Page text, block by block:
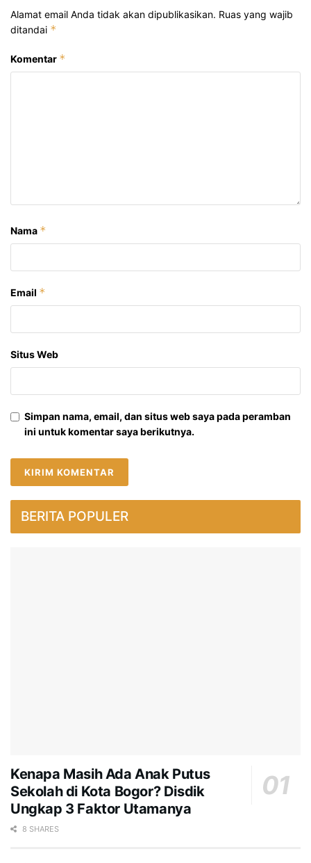
Alamat email Anda tidak akan dipublikasikan. Ruas yang wajib
ditandai *
Komentar *
Nama *
Email *
Situs Web
Simpan nama, email, dan situs web saya pada peramban
ini untuk komentar saya berikutnya.
BERITA POPULER
Kenapa Masih Ada Anak Putus
Sekolah di Kota Bogor? Disdik
Ungkap 3 Faktor Utamanya
8 SHARES